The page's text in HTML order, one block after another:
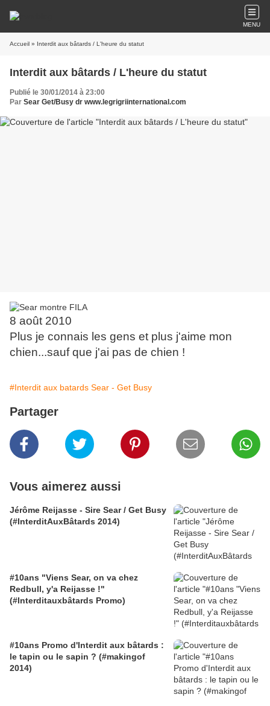
MENU
Accueil » Interdit aux bâtards / L'heure du statut
Interdit aux bâtards / L'heure du statut
Publié le 30/01/2014 à 23:00
Par Sear Get/Busy dr www.legrigriinternational.com
8 août 2010
Plus je connais les gens et plus j'aime mon
chien...sauf que j'ai pas de chien !
#Interdit aux batards Sear - Get Busy
Partager
Vous aimerez aussi
Jérôme Reijasse - Sire Sear / Get Busy
(#InterditAuxBâtards 2014)
#10ans "Viens Sear, on va chez
Redbull, y'a Reijasse !"
(#Interditauxbâtards Promo)
#10ans Promo d'Interdit aux bâtards :
le tapin ou le sapin ? (#makingof
2014)